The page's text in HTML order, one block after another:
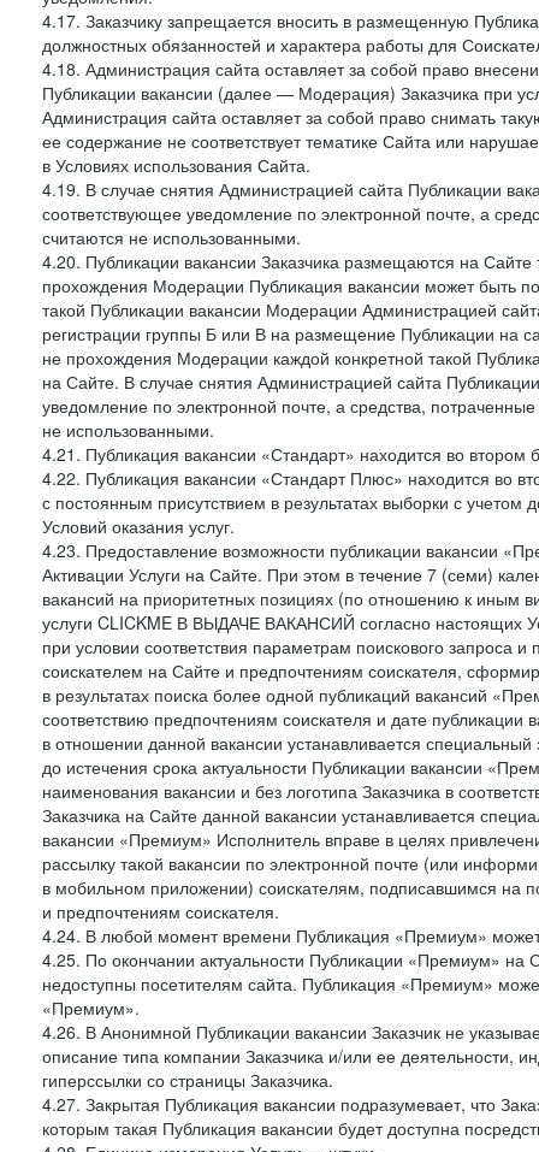
4.17. Заказчику запрещается вносить в размещенную
должностных обязанностей и характера работы для
4.18. Администрация сайта оставляет за собой право
Публикации вакансии (далее — Модерация) Заказчика при
Администрация сайта оставляет за собой право снимать
ее содержание не соответствует тематике Сайта или
в Условиях использования Сайта.
4.19. В случае снятия Администрацией сайта Публикации
соответствующее уведомление по электронной почте, а
считаются не использованными.
4.20. Публикации вакансии Заказчика размещаются на
прохождения Модерации Публикация вакансии может быть
такой Публикации вакансии Модерации Администрацией
регистрации группы Б или В на размещение Публикации на
не прохождения Модерации каждой конкретной такой
на Сайте. В случае снятия Администрацией сайта
уведомление по электронной почте, а средства,
не использованными.
4.21. Публикация вакансии «Стандарт» находится во втором
4.22. Публикация вакансии «Стандарт Плюс» находится во
с постоянным присутствием в результатах выборки с
Условий оказания услуг.
4.23. Предоставление возможности публикации вакансии
Активации Услуги на Сайте. При этом в течение 7 (семи)
вакансий на приоритетных позициях (по отношению к иным
услуги CLICKME В ВЫДАЧЕ ВАКАНСИЙ согласно настоящих
при условии соответствия параметрам поискового
соискателем на Сайте и предпочтениям соискателя,
в результатах поиска более одной публикаций вакансий
соответствию предпочтениям соискателя и дате
в отношении данной вакансии устанавливается
до истечения срока актуальности Публикации вакансии
наименования вакансии и без логотипа Заказчика в
Заказчика на Сайте данной вакансии устанавливается
вакансии «Премиум» Исполнитель вправе в целях
рассылку такой вакансии по электронной почте (или
в мобильном приложении) соискателям, подписавшимся на
и предпочтениям соискателя.
4.24. В любой момент времени Публикация «Премиум»
4.25. По окончании актуальности Публикации «Премиум»
недоступны посетителям сайта. Публикация «Премиум»
«Премиум».
4.26. В Анонимной Публикации вакансии Заказчик не
описание типа компании Заказчика и/или ее деятельности,
гиперссылки со страницы Заказчика.
4.27. Закрытая Публикация вакансии подразумевает, что
которым такая Публикация вакансии будет доступна